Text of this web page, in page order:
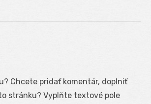
Chcete pridať komentár, doplniť
stránku? Vyplňte textové pole